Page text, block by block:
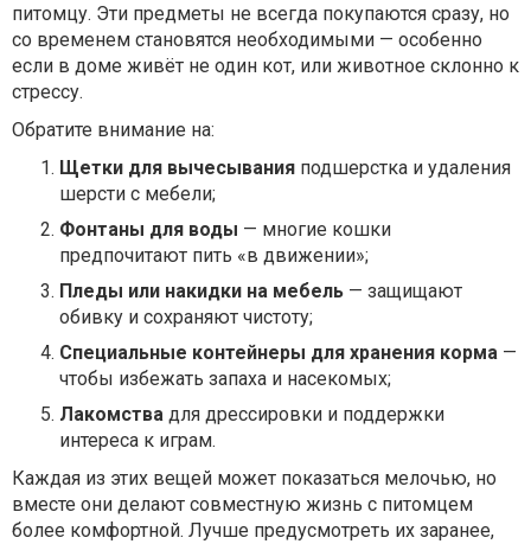
питомцу. Эти предметы не всегда покупаются сразу, но
со временем становятся необходимыми — особенно
если в доме живёт не один кот, или животное склонно к
стрессу.
Обратите внимание на:
Щетки для вычесывания подшерстка и удаления
шерсти с мебели;
Фонтаны для воды — многие кошки
предпочитают пить «в движении»;
Пледы или накидки на мебель — защищают
обивку и сохраняют чистоту;
Специальные контейнеры для хранения корма —
чтобы избежать запаха и насекомых;
Лакомства для дрессировки и поддержки
интереса к играм.
Каждая из этих вещей может показаться мелочью, но
вместе они делают совместную жизнь с питомцем
более комфортной. Лучше предусмотреть их заранее,